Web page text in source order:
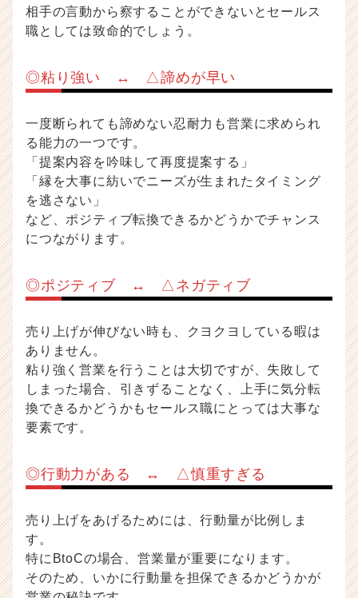
相手の言動から察することができないとセールス
職としては致命的でしょう。
◎粘り強い ↔ △諦めが早い
一度断られても諦めない忍耐力も営業に求められ
る能力の一つです。
「提案内容を吟味して再度提案する」
「縁を大事に紡いでニーズが生まれたタイミング
を逃さない」
など、ポジティブ転換できるかどうかでチャンス
につながります。
◎ポジティブ ↔ △ネガティブ
売り上げが伸びない時も、クヨクヨしている暇は
ありません。
粘り強く営業を行うことは大切ですが、失敗して
しまった場合、引きずることなく、上手に気分転
換できるかどうかもセールス職にとっては大事な
要素です。
◎行動力がある ↔ △慎重すぎる
売り上げをあげるためには、行動量が比例しま
す。
特にBtoCの場合、営業量が重要になります。
そのため、いかに行動量を担保できるかどうかが